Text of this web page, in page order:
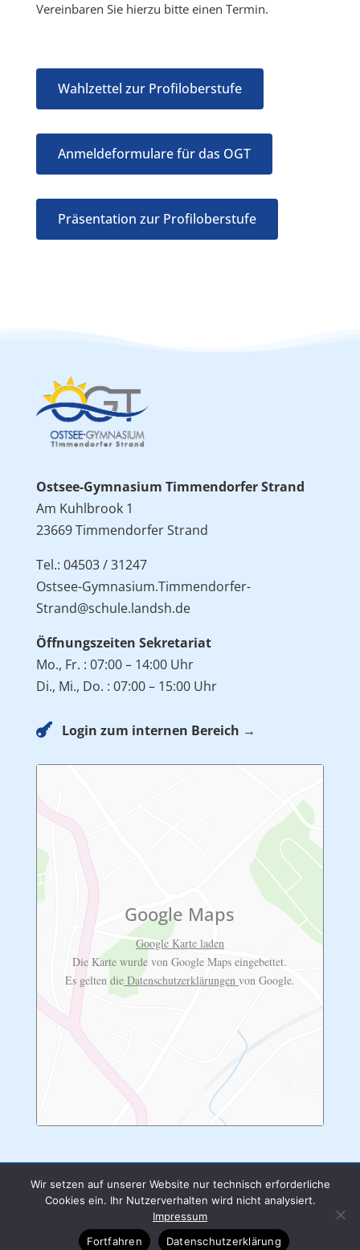
Vereinbaren Sie hierzu bitte einen Termin.
Wahlzettel zur Profiloberstufe
Anmeldeformulare für das OGT
Präsentation zur Profiloberstufe
Ostsee-Gymnasium Timmendorfer Strand
Am Kuhlbrook 1
23669 Timmendorfer Strand
Tel.: 04503 / 31247
Ostsee-Gymnasium.Timmendorfer-
Strand@schule.landsh.de
Öffnungszeiten Sekretariat
Mo., Fr. : 07:00 – 14:00 Uhr
Di., Mi., Do. : 07:00 – 15:00 Uhr
 Login zum internen Bereich →
Google Maps
Google Karte laden
Die Karte wurde von Google Maps eingebettet.
Es gelten dieDatenschutzerklärungen von Google.
|Datenschutzerklärung
Wir setzen auf unserer Website nur technisch erforderliche
Cookies ein. Ihr Nutzerverhalten wird nicht analysiert.
Impressum
Fortfahren
Datenschutzerklärung